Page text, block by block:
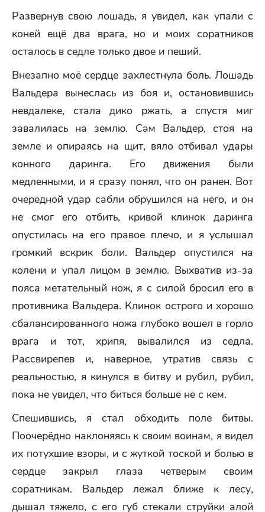
Развернув свою лошадь, я увидел, как упали с
коней ещё два врага, но и моих соратников
осталось в седле только двое и пеший.
Внезапно моё сердце захлестнула боль. Лошадь
Вальдера вынеслась из боя и, остановившись
невдалеке, стала дико ржать, а спустя миг
завалилась на землю. Сам Вальдер, стоя на
земле и опираясь на щит, вяло отбивал удары
конного даринга. Его движения были
медленными, и я сразу понял, что он ранен. Вот
очередной удар сабли обрушился на него, и он
не смог его отбить, кривой клинок даринга
опустилась на его правое плечо, и я услышал
громкий вскрик боли. Вальдер опустился на
колени и упал лицом в землю. Выхватив из-за
пояса метательный нож, я с силой бросил его в
противника Вальдера. Клинок острого и хорошо
сбалансированного ножа глубоко вошел в горло
врага и тот, хрипя, вывалился из седла.
Рассвирепев и, наверное, утратив связь с
реальностью, я кинулся в битву и рубил, рубил,
пока не увидел, что биться больше не с кем.
Спешившись, я стал обходить поле битвы.
Поочерёдно наклоняясь к своим воинам, я видел
их потухшие взоры, и с жуткой тоской и болью в
сердце закрыл глаза четверым своим
соратникам. Вальдер лежал ближе к лесу,
дышал тяжело, с его губ стекали струйки алой